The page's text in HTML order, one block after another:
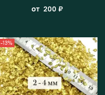
от 200 ₽
-13%